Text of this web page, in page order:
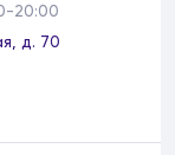
20:00
д. 70